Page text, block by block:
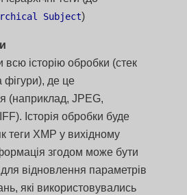
Subject)
всю історію обробки (стек
фігури), де це
(наприклад, JPEG,
Історія обробки буде
теги XMP у вихідному
згодом може бути
відновлення параметрів
які використовувались